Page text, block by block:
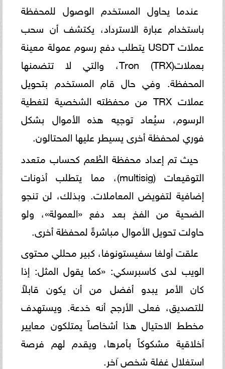
عندما يحاول المستخدم الوصول للمحفظة
باستخدام عبارة الاسترداد، يكتشف أن سحب
عملات USDT يتطلب دفع رسوم عمولة معينة
بعملاتTron (TRX)، والتي لا تتضمنها
المحفظة. وفي حال قام المستخدم بتحويل
عملات TRX من محفظته الشخصية لتغطية
الرسوم، سيُعاد توجيه هذه الأموال بشكل
فوري لمحفظة أخرى يسيطر عليها المحتالون.
حيث تم إعداد محفظة الطُعم كحساب متعدد
التوقيعات (multisig)، مما يتطلب أذونات
إضافية لتفويض المعاملات. وبذلك، لن تنجو
الضحية من الفخ بعد دفع «العمولة»، ولو
حاولت تحويل الأموال مباشرةً لمحفظة أخرى.
علقت أولغا سفيستونوفا، كبير محللي محتوى
الويب لدى كاسبرسكي: «كما يقول المثل: إذا
كان الأمر يبدو أفضل من أن يكون قابلاً
للتصديق، فعلى الأرجح أنه خدعة. ويستهدف
مخطط الاحتيال هذا أشخاصاً يمتلكون معايير
أخلاقية مشكوكاً بأمرها، ويقدم لهم فرصة
استغلال غفلة شخص آخر.